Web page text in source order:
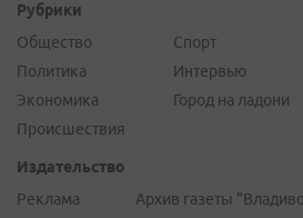
Рубрики
Общество
Политика
Экономика
Происшествия
Спорт
Интервью
Город на ладони
Издательство
Реклама
Архив газеты